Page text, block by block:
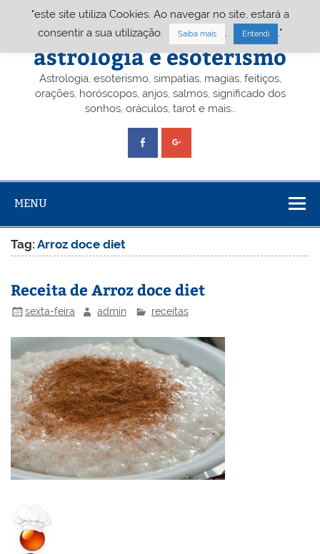
Portal A&E – Portal
astrologia e esoterismo
Astrologia, esoterismo, simpatias, magias, feitiços,
orações, horóscopos, anjos, salmos, significado dos
sonhos, oráculos, tarot e mais…
MENU
Tag:Arroz doce diet
Receita de Arroz doce diet
sexta-feira admin receitas
"este site utiliza Cookies. Ao navegar no site, estará a
consentir a sua utilização.
Saiba mais Entendi ."